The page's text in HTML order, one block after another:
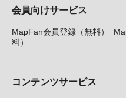
会員向けサービス
MapFan会員登録（無料）
料）
コンテンツサービス